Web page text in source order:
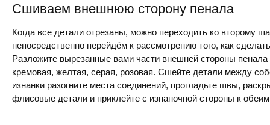
Сшиваем внешнюю сторону пенала
Когда все детали отрезаны, можно переходить ко второму
непосредственно перейдём к рассмотрению того, как
Разложите вырезанные вами части внешней стороны пенала
кремовая, желтая, серая, розовая. Сшейте детали между
изнанки разогните места соединений, прогладьте швы,
флисовые детали и приклейте с изнаночной стороны к